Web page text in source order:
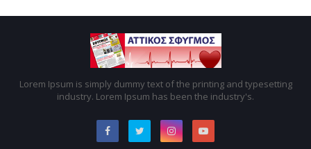
Lorem Ipsum is simply dummy text of the printing and typesetting
industry. Lorem Ipsum has been the industry's.